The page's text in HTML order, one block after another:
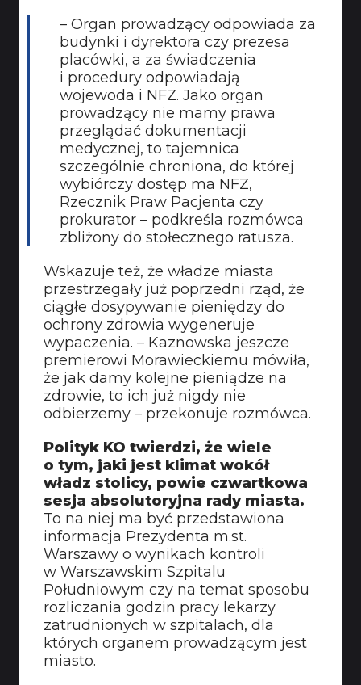
– Organ prowadzący odpowiada za
budynki i dyrektora czy prezesa
placówki, a za świadczenia
i procedury odpowiadają
wojewoda i NFZ. Jako organ
prowadzący nie mamy prawa
przeglądać dokumentacji
medycznej, to tajemnica
szczególnie chroniona, do której
wybiórczy dostęp ma NFZ,
Rzecznik Praw Pacjenta czy
prokurator – podkreśla rozmówca
zbliżony do stołecznego ratusza.
Wskazuje też, że władze miasta
przestrzegały już poprzedni rząd, że
ciągłe dosypywanie pieniędzy do
ochrony zdrowia wygeneruje
wypaczenia. – Kaznowska jeszcze
premierowi Morawieckiemu mówiła,
że jak damy kolejne pieniądze na
zdrowie, to ich już nigdy nie
odbierzemy – przekonuje rozmówca.
Polityk KO twierdzi, że wiele
o tym, jaki jest klimat wokół
władz stolicy, powie czwartkowa
sesja absolutoryjna rady miasta.
To na niej ma być przedstawiona
informacja Prezydenta m.st.
Warszawy o wynikach kontroli
w Warszawskim Szpitalu
Południowym czy na temat sposobu
rozliczania godzin pracy lekarzy
zatrudnionych w szpitalach, dla
których organem prowadzącym jest
miasto.